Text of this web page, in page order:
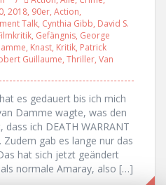
, 2018, 90er, Action,
Talk, Cynthia Gibb, David S.
, Gefängnis, George
, Knast, Kritik, Patrick
Guillaume, Thriller, Van
es gedauert bis ich mich
Damme wagte, was den
ich DEATH WARRANT
gab es lange nur das
hat sich jetzt geändert
normale Amaray, also […]